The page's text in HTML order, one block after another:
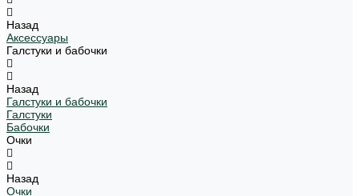
Назад
Аксессуары
Галстуки и бабочки
Назад
Галстуки и бабочки
Галстуки
Бабочки
Очки
Назад
Очки